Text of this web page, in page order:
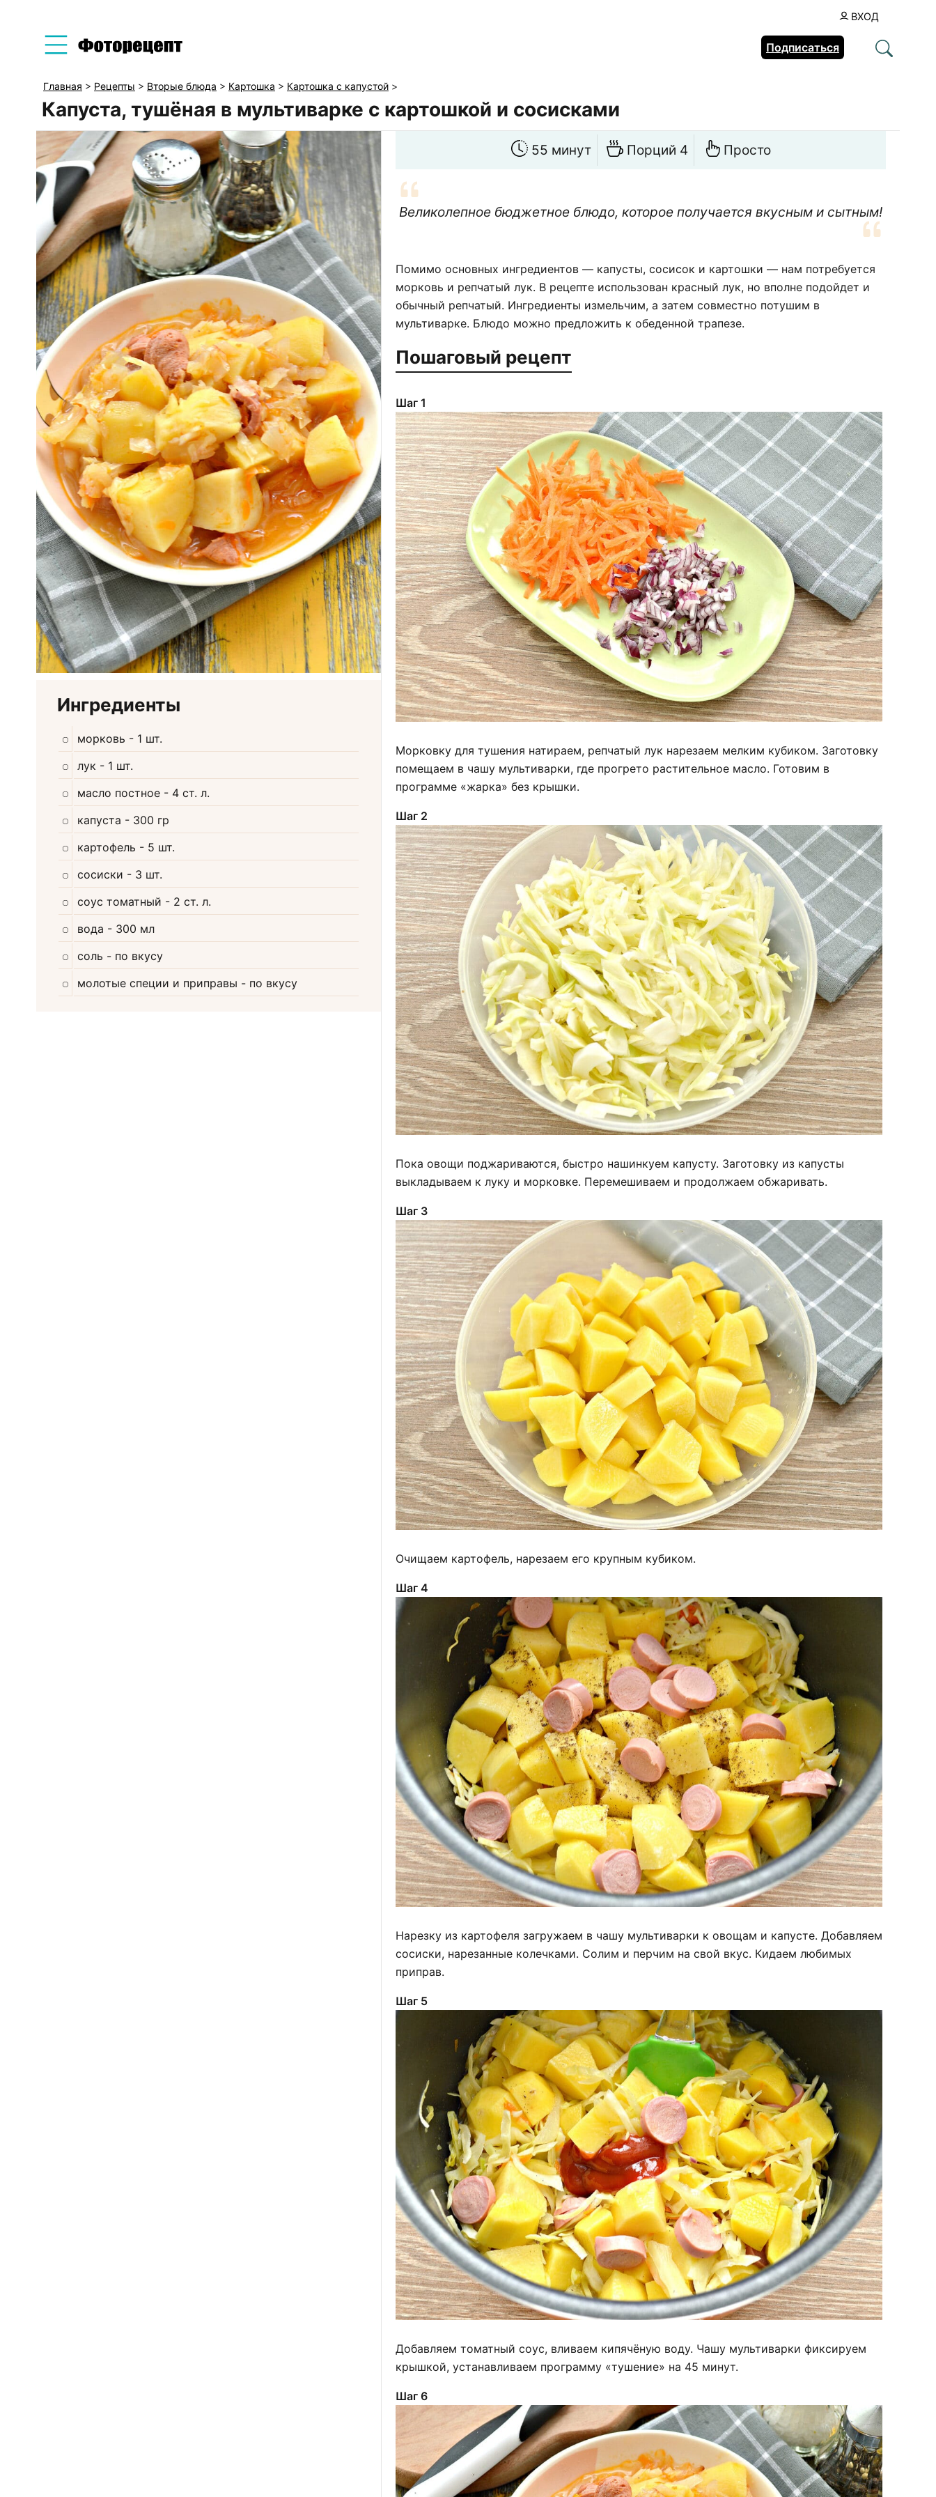
ВХОД
Подписаться
Главная > Рецепты > Вторые блюда > Картошка > Картошка с капустой >
Капуста, тушёная в мультиварке с картошкой и сосисками
Ингредиенты
морковь - 1 шт.
лук - 1 шт.
масло постное - 4 ст. л.
капуста - 300 гр
картофель - 5 шт.
сосиски - 3 шт.
соус томатный - 2 ст. л.
вода - 300 мл
соль - по вкусу
молотые специи и приправы - по вкусу
55 минут Порций 4 Просто
Великолепное бюджетное блюдо, которое получается вкусным и сытным!
Помимо основных ингредиентов — капусты, сосисок и картошки — нам потребуется
морковь и репчатый лук. В рецепте использован красный лук, но вполне подойдет и
обычный репчатый. Ингредиенты измельчим, а затем совместно потушим в
мультиварке. Блюдо можно предложить к обеденной трапезе.
Пошаговый рецепт
Шаг 1
Морковку для тушения натираем, репчатый лук нарезаем мелким кубиком. Заготовку
помещаем в чашу мультиварки, где прогрето растительное масло. Готовим в
программе «жарка» без крышки.
Шаг 2
Пока овощи поджариваются, быстро нашинкуем капусту. Заготовку из капусты
выкладываем к луку и морковке. Перемешиваем и продолжаем обжаривать.
Шаг 3
Очищаем картофель, нарезаем его крупным кубиком.
Шаг 4
Нарезку из картофеля загружаем в чашу мультиварки к овощам и капусте. Добавляем
сосиски, нарезанные колечками. Солим и перчим на свой вкус. Кидаем любимых
приправ.
Шаг 5
Добавляем томатный соус, вливаем кипячёную воду. Чашу мультиварки фиксируем
крышкой, устанавливаем программу «тушение» на 45 минут.
Шаг 6